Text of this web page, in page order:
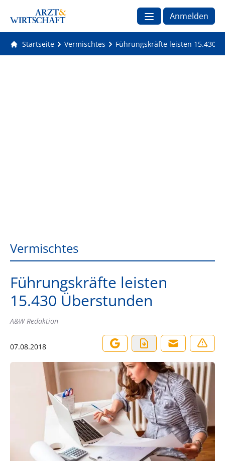
Anmelden
Startseite Vermischtes Führungskräfte leisten 15.430
Vermischtes
Führungskräfte leisten
15.430 Überstunden
A&W Redaktion
07.08.2018